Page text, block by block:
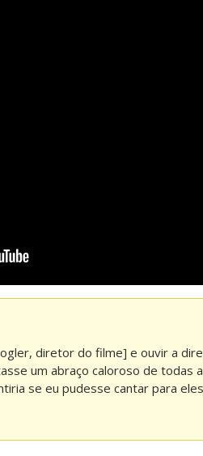
diretor do filme] e ouvir a
um abraço caloroso de todas
se eu pudesse cantar para